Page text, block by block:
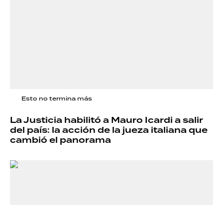
Esto no termina más
La Justicia habilitó a Mauro Icardi a salir
del país: la acción de la jueza italiana que
cambió el panorama